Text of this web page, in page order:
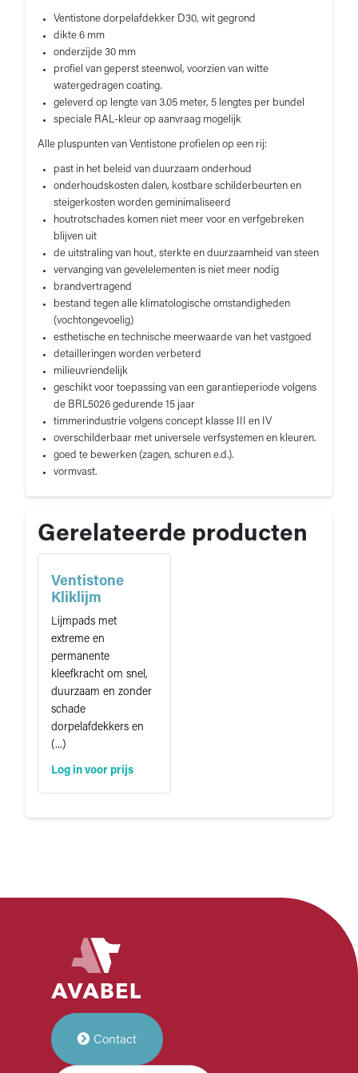
Ventistone dorpelafdekker D30, wit gegrond
dikte 6 mm
onderzijde 30 mm
profiel van geperst steenwol, voorzien van witte
watergedragen coating.
geleverd op lengte van 3.05 meter, 5 lengtes per bundel
speciale RAL-kleur op aanvraag mogelijk
Alle pluspunten van Ventistone profielen op een rij:
past in het beleid van duurzaam onderhoud
onderhoudskosten dalen, kostbare schilderbeurten en
steigerkosten worden geminimaliseerd
houtrotschades komen niet meer voor en verfgebreken
blijven uit
de uitstraling van hout, sterkte en duurzaamheid van steen
vervanging van gevelelementen is niet meer nodig
brandvertragend
bestand tegen alle klimatologische omstandigheden
(vochtongevoelig)
esthetische en technische meerwaarde van het vastgoed
detailleringen worden verbeterd
milieuvriendelijk
geschikt voor toepassing van een garantieperiode volgens
de BRL5026 gedurende 15 jaar
timmerindustrie volgens concept klasse III en IV
overschilderbaar met universele verfsystemen en kleuren.
goed te bewerken (zagen, schuren e.d.).
vormvast.
Gerelateerde producten
Ventistone
Kliklijm
Lijmpads met
extreme en
permanente
kleefkracht om snel,
duurzaam en zonder
schade
dorpelafdekkers en
(...)
Log in voor prijs
Contact